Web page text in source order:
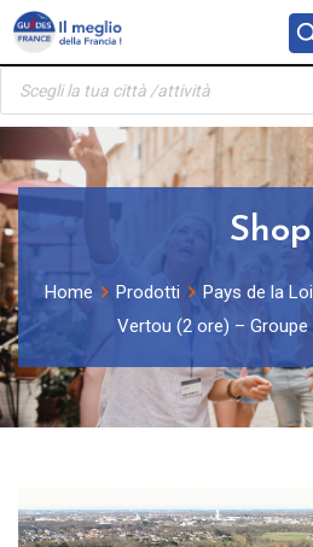
Pannello di gestione dei cookies
Skip
content
Ricerca
prodotti
Shop
Home Prodotti Pays de la
Vertou (2 ore) – Groupe